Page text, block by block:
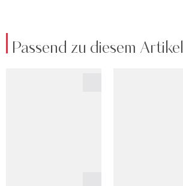
Passend zu diesem Artikel